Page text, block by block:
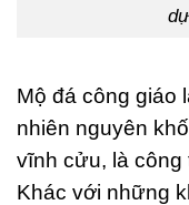
Mộ đá công giáo
nhiên nguyên
vĩnh cửu, là công
Khác với những